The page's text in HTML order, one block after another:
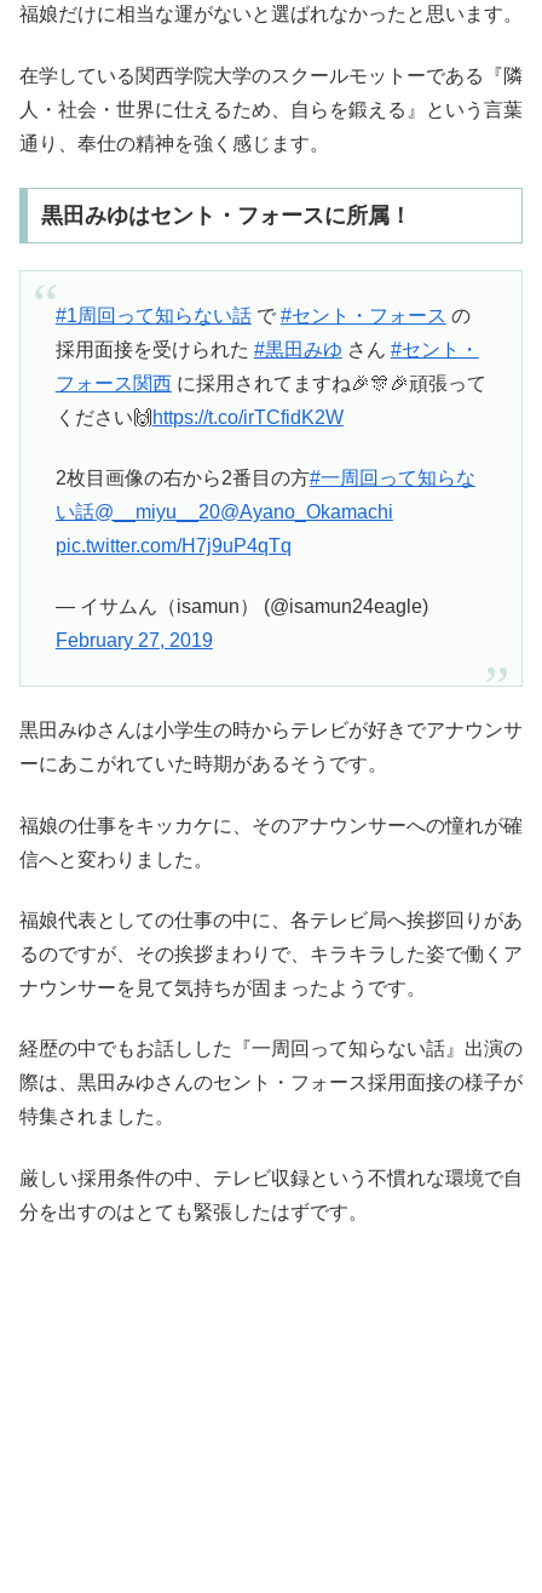
福娘だけに相当な運がないと選ばれなかったと思います。
在学している関西学院大学のスクールモットーである『隣
人・社会・世界に仕えるため、自らを鍛える』という言葉
通り、奉仕の精神を強く感じます。
黒田みゆはセント・フォースに所属！
#1周回って知らない話で #セント・フォース の
採用面接を受けられた #黒田みゆ さん #セント・
フォース関西に採用されてますね🎉🎊🎉頑張って
ください🙌 https://t.co/irTCfidK2W
2枚目画像の右から2番目の方#一周回って知らな
い話@__miyu__20@Ayano_Okamachi
pic.twitter.com/H7j9uP4qTq
— イサムん（isamun） (@isamun24eagle)
February 27, 2019
黒田みゆさんは小学生の時からテレビが好きでアナウンサ
ーにあこがれていた時期があるそうです。
福娘の仕事をキッカケに、そのアナウンサーへの憧れが確
信へと変わりました。
福娘代表としての仕事の中に、各テレビ局へ挨拶回りがあ
るのですが、その挨拶まわりで、キラキラした姿で働くア
ナウンサーを見て気持ちが固まったようです。
経歴の中でもお話しした『一周回って知らない話』出演の
際は、黒田みゆさんのセント・フォース採用面接の様子が
特集されました。
厳しい採用条件の中、テレビ収録という不慣れな環境で自
分を出すのはとても緊張したはずです。